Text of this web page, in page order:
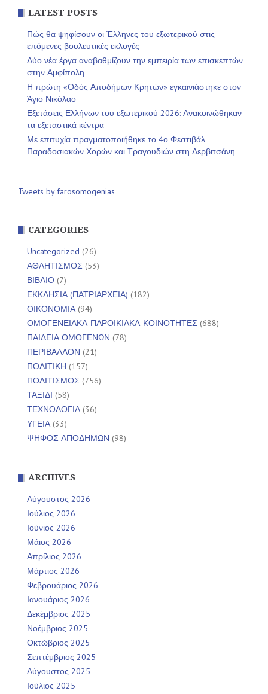
LATEST POSTS
Πώς θα ψηφίσουν οι Έλληνες του εξωτερικού στις
επόμενες βουλευτικές εκλογές
Δύο νέα έργα αναβαθμίζουν την εμπειρία των επισκεπτών
στην Αμφίπολη
Η πρώτη «Οδός Αποδήμων Κρητών» εγκαινιάστηκε στον
Άγιο Νικόλαο
Εξετάσεις Ελλήνων του εξωτερικού 2026: Ανακοινώθηκαν
τα εξεταστικά κέντρα
Με επιτυχία πραγματοποιήθηκε το 4ο Φεστιβάλ
Παραδοσιακών Χορών και Τραγουδιών στη Δερβιτσάνη
Tweets by farosomogenias
CATEGORIES
Uncategorized (26)
ΑΘΛΗΤΙΣΜΟΣ (53)
ΒΙΒΛΙΟ (7)
ΕΚΚΛΗΣΙΑ (ΠΑΤΡΙΑΡΧΕΙΑ) (182)
ΟΙΚΟΝΟΜΙΑ(94)
ΟΜΟΓΕΝΕΙΑΚΑ-ΠΑΡΟΙΚΙΑΚΑ-ΚΟΙΝΟΤΗΤΕΣ (688)
ΠΑΙΔΕΙΑ ΟΜΟΓΕΝΩΝ (78)
ΠΕΡΙΒΑΛΛΟΝ (21)
ΠΟΛΙΤΙΚΗ (157)
ΠΟΛΙΤΙΣΜΟΣ (756)
ΤΑΞΙΔΙ (58)
ΤΕΧΝΟΛΟΓΙΑ(36)
ΥΓΕΙΑ(33)
ΨΗΦΟΣ ΑΠΟΔΗΜΩΝ (98)
ARCHIVES
Αύγουστος 2026
Ιούλιος 2026
Ιούνιος 2026
Μάιος 2026
Απρίλιος 2026
Μάρτιος 2026
Φεβρουάριος 2026
Ιανουάριος 2026
Δεκέμβριος 2025
Νοέμβριος 2025
Οκτώβριος 2025
Σεπτέμβριος 2025
Αύγουστος 2025
Ιούλιος 2025